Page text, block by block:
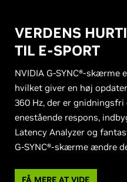
VERDENS
TIL E-SPORT
NVIDIA G-SYNC®-skærme
hvilket giver en høj
360 Hz, der er gnidningsfri
enestående respons,
Latency Analyzer og
G-SYNC®-skærme ændre